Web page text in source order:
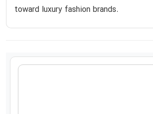
toward luxury fashion brands.